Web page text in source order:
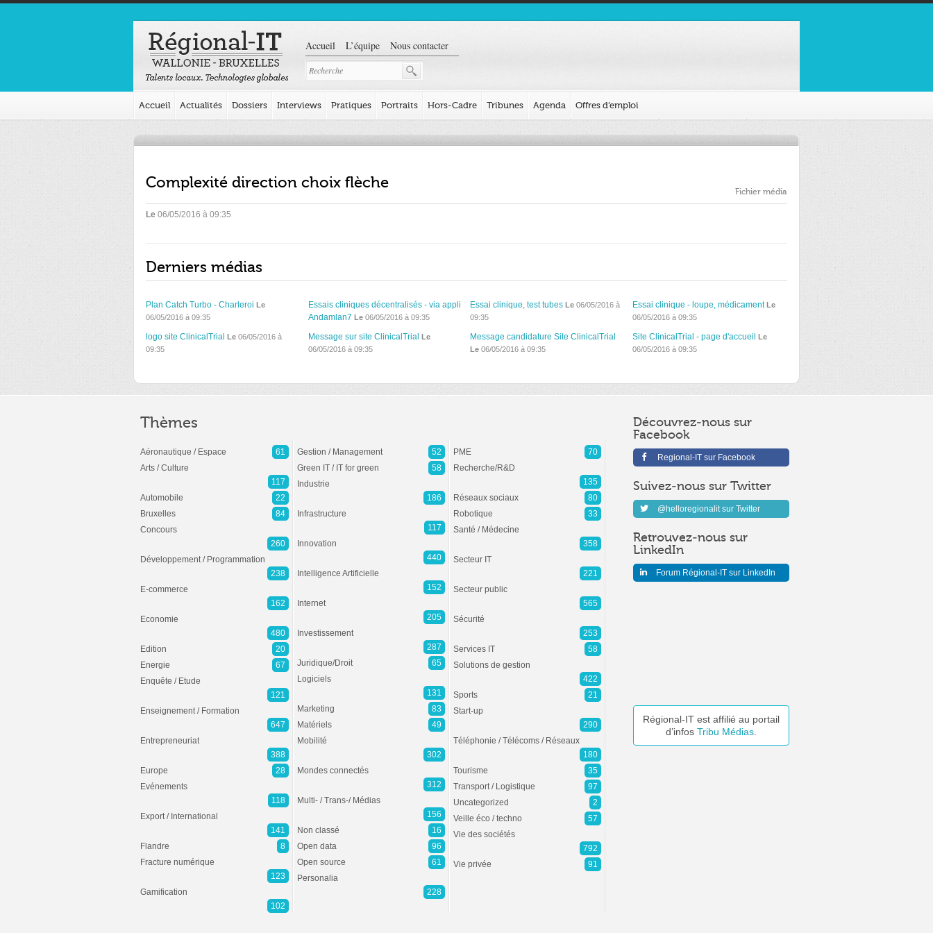
Accueil L’équipe Nous contacter
Accueil Actualités Dossiers Interviews Pratiques Portraits Hors-Cadre Tribunes Agenda Offres d’emploi
Complexité direction choix flèche Fichier média
Le 06/05/2016 à 09:35
Derniers médias
Plan Catch Turbo - Charleroi Le
06/05/2016 à 09:35
Essais cliniques décentralisés - via appli
Andamlan7 Le06/05/2016 à 09:35
Essai clinique, test tubes Le 06/05/2016 à
09:35
Essai clinique - loupe, médicament Le
06/05/2016 à 09:35
logo site ClinicalTrial Le 06/05/2016 à
09:35
Message sur site ClinicalTrial Le
06/05/2016 à 09:35
Message candidature Site ClinicalTrial
Le 06/05/2016 à 09:35
Site ClinicalTrial - page d'accueil Le
06/05/2016 à 09:35
Découvrez-nous sur
Facebook
Regional-IT sur Facebook
Suivez-nous sur Twitter
@helloregionalit sur Twitter
Retrouvez-nous sur
LinkedIn
Forum Régional-IT sur LinkedIn
Régional-IT est affilié au portail
d’infos Tribu Médias
Thèmes
Aéronautique / Espace
61
Arts / Culture
117
Automobile
22
Bruxelles
84
Concours
260
Développement / Programmation
238
E-commerce
162
Economie
480
Edition
20
Energie
67
Enquête / Etude
121
Enseignement / Formation
647
Entrepreneuriat
388
Europe
28
Evénements
118
Export / International
141
Flandre
8
Fracture numérique
123
Gamification
102
Gestion / Management
52
Green IT / IT for green
58
Industrie
186
Infrastructure
117
Innovation
440
Intelligence Artificielle
152
Internet
205
Investissement
287
Juridique/Droit
65
Logiciels
131
Marketing
83
Matériels
49
Mobilité
302
Mondes connectés
312
Multi- / Trans-/ Médias
156
Non classé
16
Open data
96
Open source
61
Personalia
228
PME
70
Recherche/R&D
135
Réseaux sociaux
80
Robotique
33
Santé / Médecine
358
Secteur IT
221
Secteur public
565
Sécurité
253
Services IT
58
Solutions de gestion
422
Sports
21
Start-up
290
Téléphonie / Télécoms / Réseaux
180
Tourisme
35
Transport / Logistique
97
Uncategorized
2
Veille éco / techno
57
Vie des sociétés
792
Vie privée
91